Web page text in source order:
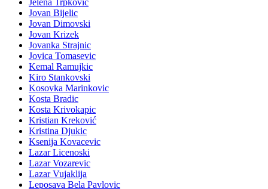
Jovan Bijelic
Jovan Dimovski
Jovan Krizek
Jovanka Strajnic
Jovica Tomasevic
Kemal Ramujkic
Kiro Stankovski
Kosovka Marinkovic
Kosta Bradic
Kosta Krivokapic
Kristian Kreković
Kristina Djukic
Ksenija Kovacevic
Lazar Licenoski
Lazar Vozarevic
Lazar Vujaklija
Leposava Bela Pavlovic